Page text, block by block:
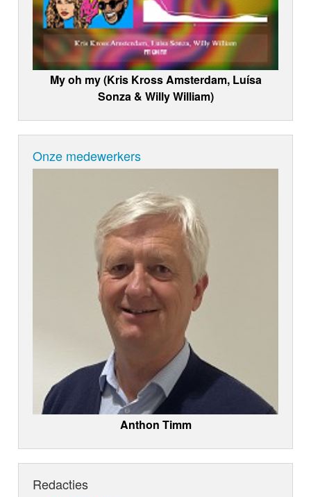
My oh my (Kris Kross Amsterdam, Luísa
Sonza & Willy William)
Onze medewerkers
Anthon Timm
Redacties